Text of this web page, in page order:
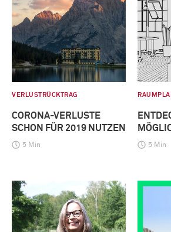
VERLUSTRÜCKTRAG
CORONA-VERLUSTE
SCHON FÜR 2019 NUTZEN
5 Min 5 Min